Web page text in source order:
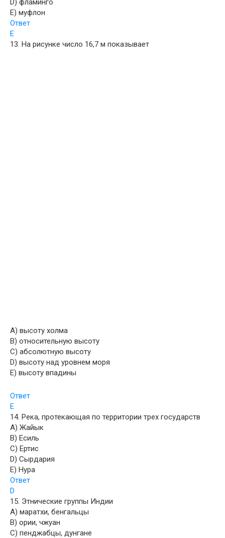
D) фламинго
E) муфлон
Ответ
E
13. На рисунке число 16,7 м показывает
A) высоту холма
B) относительную высоту
C) абсолютную высоту
D) высоту над уровнем моря
E) высоту впадины
Ответ
E
14. Река, протекающая по территории трех государств
A) Жайык
B) Есиль
C) Ертис
D) Сырдария
E) Нура
Ответ
D
15. Этнические группы Индии
A) маратхи, бенгальцы
B) ории, чжуан
C) пенджабцы, дунгане